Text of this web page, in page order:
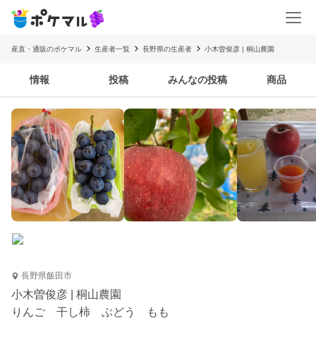
産直・通販のポケマル 生産者一覧 長野県の生産者 小木曽俊彦 | 桐山農園
情報 投稿 みんなの投稿 商品
長野県飯田市
小木曽俊彦 | 桐山農園
りんご 干し柿 ぶどう もも